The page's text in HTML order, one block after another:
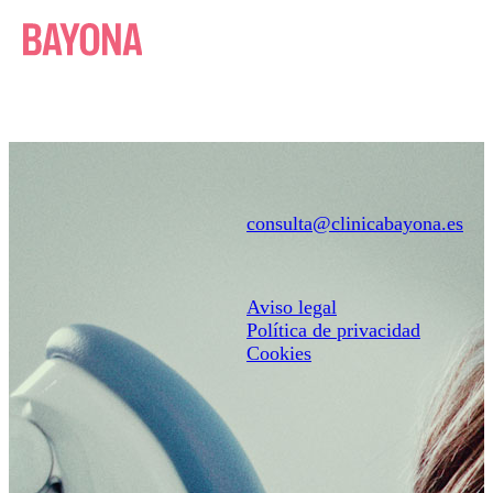
Tecnología
Facilidades de pago
Tratamientos
Periodoncia
Ortodoncia
Implantes
Aviso legal
Política de privacidad
Cookies
consulta@clinicabayona.es